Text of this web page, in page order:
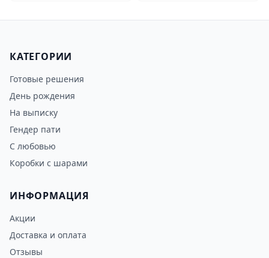
КАТЕГОРИИ
Готовые решения
День рождения
На выписку
Гендер пати
С любовью
Коробки с шарами
ИНФОРМАЦИЯ
Акции
Доставка и оплата
Отзывы